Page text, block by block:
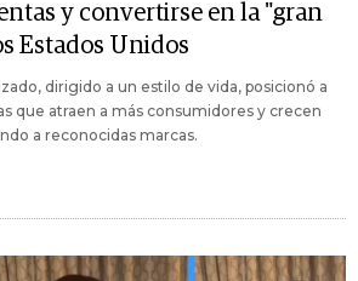
y convertirse en la "gran
Estados Unidos
dirigido a un estilo de vida, posicionó a
que atraen a más consumidores y crecen
a reconocidas marcas.